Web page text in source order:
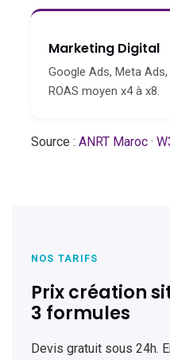
Marketing Digital
Google Ads, Meta
ROAS moyen x4 à x8.
Source : ANRT Maroc ·
NOS TARIFS
Prix création
3 formules
Devis gratuit sous 24h.